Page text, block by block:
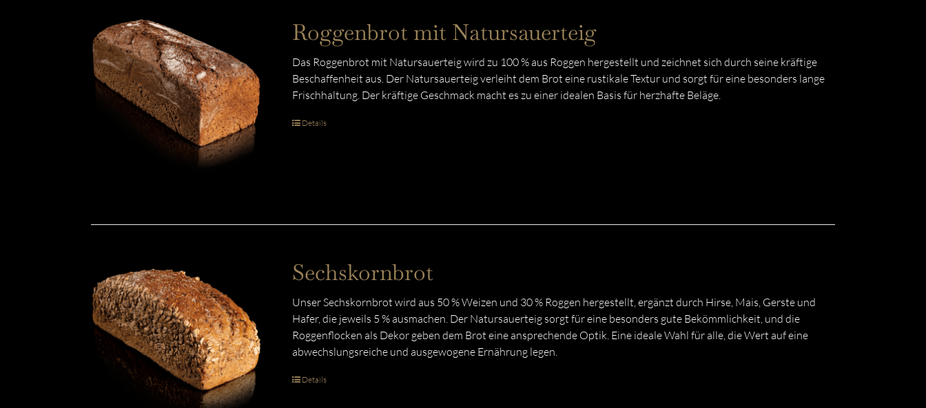
Roggenbrot mit Natursauerteig
Das Roggenbrot mit Natursauerteig wird zu 100 % aus Roggen hergestellt und zeichnet sich durch seine kräftige
Beschaffenheit aus. Der Natursauerteig verleiht dem Brot eine rustikale Textur und sorgt für eine besonders lange
Frischhaltung. Der kräftige Geschmack macht es zu einer idealen Basis für herzhafte Beläge.
Details
Sechskornbrot
Unser Sechskornbrot wird aus 50 % Weizen und 30 % Roggen hergestellt, ergänzt durch Hirse, Mais, Gerste und
Hafer, die jeweils 5 % ausmachen. Der Natursauerteig sorgt für eine besonders gute Bekömmlichkeit, und die
Roggenflocken als Dekor geben dem Brot eine ansprechende Optik. Eine ideale Wahl für alle, die Wert auf eine
abwechslungsreiche und ausgewogene Ernährung legen.
Details